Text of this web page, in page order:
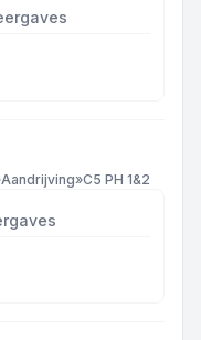
Aandrijving»C5 PH 1&2